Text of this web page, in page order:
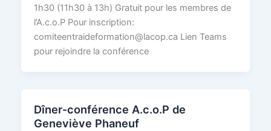
1h30 (11h30 à 13h) Gratuit pour les membres de
l’A.c.o.P Pour inscription:
comiteentraideformation@lacop.ca Lien Teams
pour rejoindre la conférence
Dîner-conférence A.c.o.P de
Geneviève Phaneuf